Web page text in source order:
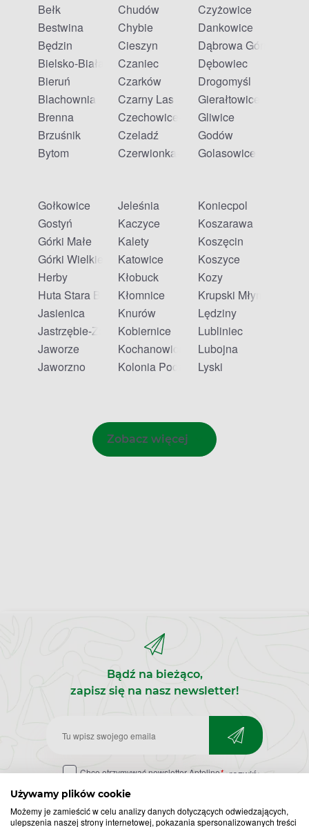
Używamy plików cookie
Możemy je zamieścić w celu analizy danych dotyczących odwiedzających,
ulepszenia naszej strony internetowej, pokazania spersonalizowanych treści
Bełk
Bestwina
Będzin
Bielsko-Biała
Bieruń
Blachownia
Brenna
Brzuśnik
Bytom
Chudów
Chybie
Cieszyn
Czaniec
Czarków
Czarny Las
Czechowice-Dziedzice
Czeladź
Czerwionka-Leszczyny
Czyżowice
Dankowice
Dąbrowa Górnicza
Dębowiec
Drogomyśl
Gierałtowice
Gliwice
Godów
Golasowice
Gołkowice
Gostyń
Górki Małe
Górki Wielkie
Herby
Huta Stara B
Jasienica
Jastrzębie-Zdrój
Jaworze
Jaworzno
Jeleśnia
Kaczyce
Kalety
Katowice
Kłobuck
Kłomnice
Knurów
Kobiernice
Kochanowice
Kolonia Poczesna
Koniecpol
Koszarawa
Koszęcin
Koszyce
Kozy
Krupski Młyn
Lędziny
Lubliniec
Lubojna
Lyski
Zobacz więcej
Bądź na bieżąco,
zapisz się na nasz newsletter!
Zapisz
do
newslettera
Chcę otrzymywać newsletter Apteline* rozwiń>